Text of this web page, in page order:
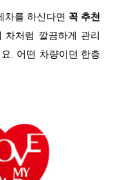
차를 하신다면 꼭 추천
차처럼 깔끔하게 관리
. 어떤 차량이던 한층